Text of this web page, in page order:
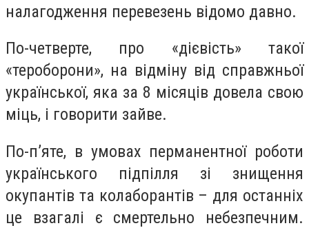
налагодження перевезень відомо давно.
По-четверте, про «дієвість» такої
«тероборони», на відміну від справжньої
української, яка за 8 місяців довела свою
міць, і говорити зайве.
По-п’яте, в умовах перманентної роботи
українського підпілля зі знищення
окупантів та колаборантів – для останніх
це взагалі є смертельно небезпечним.